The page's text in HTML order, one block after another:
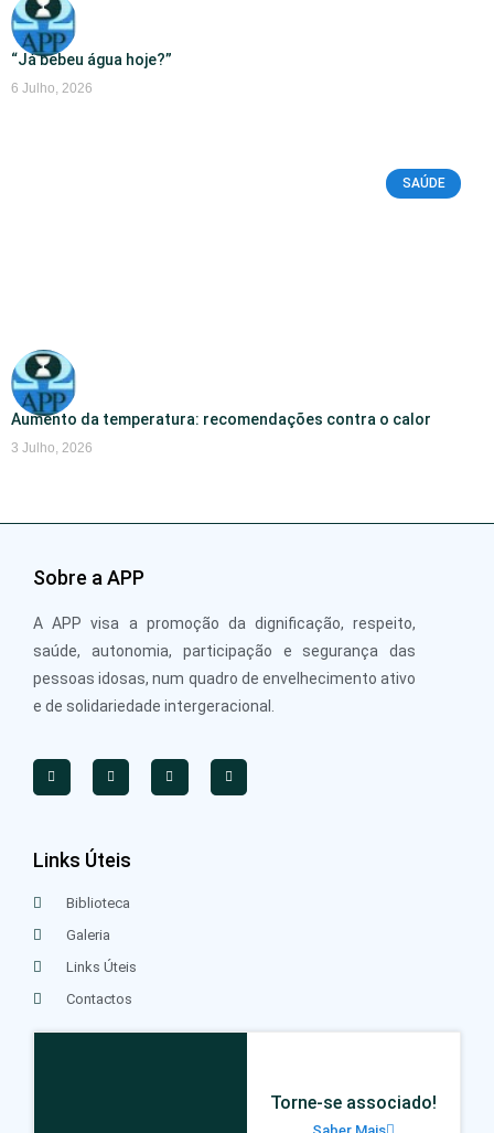
“Já bebeu água hoje?”
6 Julho, 2026
SAÚDE
Aumento da temperatura: recomendações contra o calor
3 Julho, 2026
Sobre a APP
A APP visa a promoção da dignificação, respeito,
saúde, autonomia, participação e segurança das
pessoas idosas, num quadro de envelhecimento ativo
e de solidariedade intergeracional.
Links Úteis
Biblioteca
Galeria
Links Úteis
Contactos
Torne-se associado!